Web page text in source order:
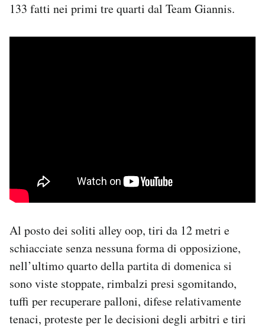
133 fatti nei primi tre quarti dal Team Giannis.
Al posto dei soliti alley oop, tiri da 12 metri e
schiacciate senza nessuna forma di opposizione,
nell’ultimo quarto della partita di domenica si
sono viste stoppate, rimbalzi presi sgomitando,
tuffi per recuperare palloni, difese relativamente
tenaci, proteste per le decisioni degli arbitri e tiri